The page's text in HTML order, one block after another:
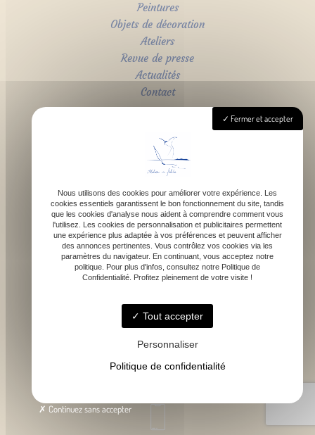
Peintures
Objets de décoration
Ateliers
Revue de presse
Actualités
Contact
1043 route de bragot, 31470 Fonsorbes
contact@atelierdefelicie.fr
Fermer et accepter
Nous utilisons des cookies pour améliorer votre expérience. Les
cookies essentiels garantissent le bon fonctionnement du site, tandis
que les cookies d'analyse nous aident à comprendre comment vous
l'utilisez. Les cookies de personnalisation et publicitaires permettent
une expérience plus adaptée à vos préférences et peuvent afficher
des annonces pertinentes. Vous contrôlez vos cookies via les
paramètres du navigateur. En continuant, vous acceptez notre
politique. Pour plus d'infos, consultez notre Politique de
Confidentialité. Profitez pleinement de votre visite !
Tout accepter
Personnaliser
Politique de confidentialité
Continuez sans accepter